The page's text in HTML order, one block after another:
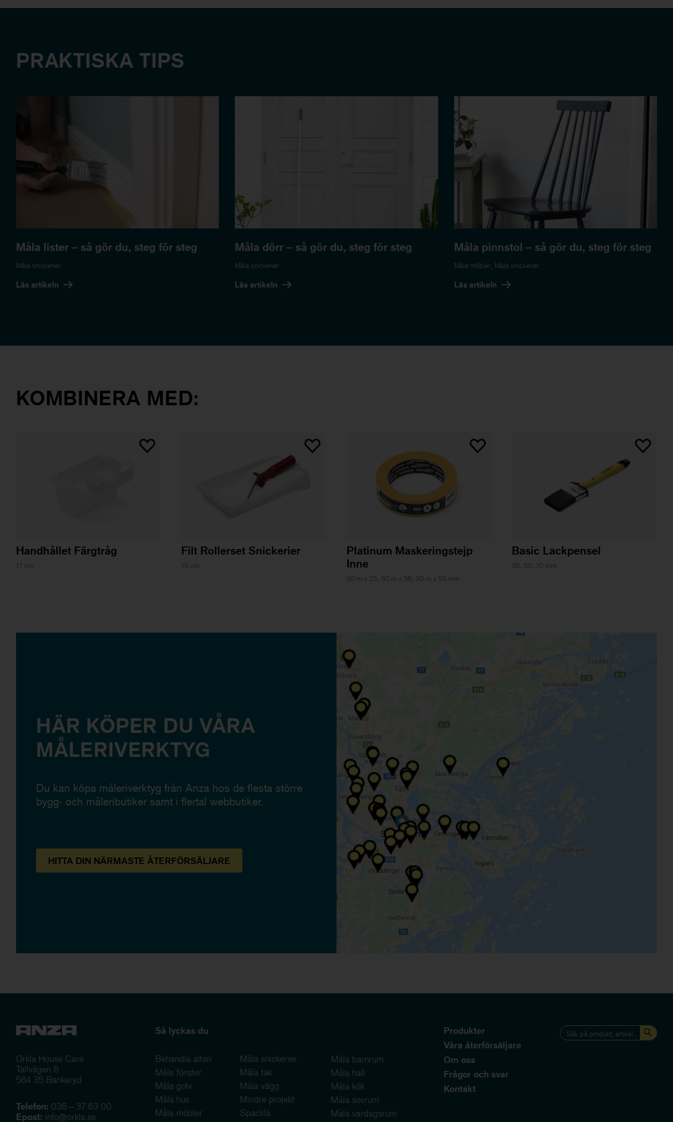
PRAKTISKA TIPS
Måla lister – så gör du, steg för steg
Måla snickerier
Läs artikeln
Måla dörr – så gör du, steg för steg
Måla snickerier
Läs artikeln
Måla pinnstol – så gör du, steg för steg
Måla möbler, Måla snickerier
Läs artikeln
KOMBINERA MED:
Handhållet Färgtråg
17 cm
Filt Rollerset Snickerier
10 cm
Platinum Maskeringstejp
Inne
50 m x 25, 50 m x 38, 50 m x 50 mm
Basic Lackpensel
35, 50, 70 mm
HÄR KÖPER DU VÅRA
MÅLERIVERKTYG
Du kan köpa måleriverktyg från Anza hos de flesta större
bygg- och måleributiker samt i flertal webbutiker.
HITTA DIN NÄRMASTE ÅTERFÖRSÄLJARE
Orkla House Care
Tallvägen 6
564 35 Bankeryd
Telefon: 036 – 37 63 00
Epost: info@orkla.se
Så lyckas du
Behandla altan
Måla fönster
Måla golv
Måla hus
Måla möbler
Måla snickerier
Måla tak
Måla vägg
Mindre projekt
Spackla
Produkter
Våra återförsäljare
Om oss
Frågor och svar
Kontakt
Måla barnrum
Måla hall
Måla kök
Måla sovrum
Måla vardagsrum